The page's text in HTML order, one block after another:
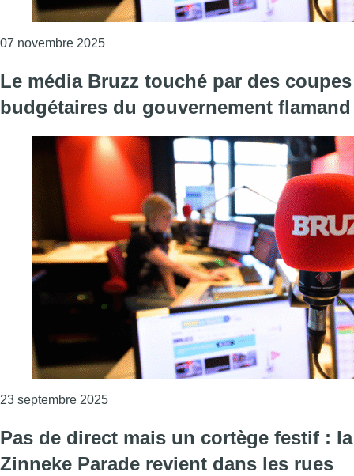
07 novembre 2025Consulter l'article "Bruzz contraint de
Le média Bruzz touché par des coupes
budgétaires du gouvernement flamand
23 septembre 2025Consulter l'article "Le média Bruzz touché
Pas de direct mais un cortège festif : la
Zinneke Parade revient dans les rues